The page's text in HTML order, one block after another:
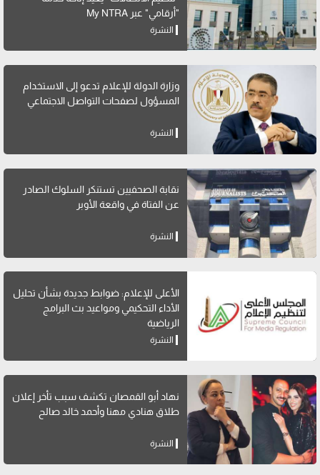
"أرقامي" عبر My NTRA
النشرة
وزارة الدولة للإعلام تدعو إلى الاستخدام
المسؤول لصفحات التواصل الاجتماعي
النشرة
نقابة الصحفيين تستنكر السلوك الصادر
عن الفتاة في واقعة الأوبر
النشرة
الأعلى للإعلام: ضوابط جديدة بشأن تحليل
الأداء التحكيمي ومواعيد بث البرامج
الرياضية
النشرة
نهاد أبو القمصان تكشف سبب تأخر إعلان
طلاق هنادي مهنا وأحمد خالد صالح
النشرة